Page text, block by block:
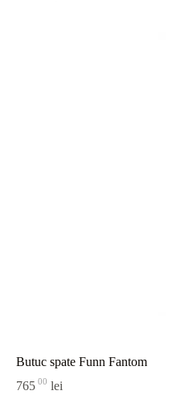
Butuc spate Funn Fantom
765 00 lei